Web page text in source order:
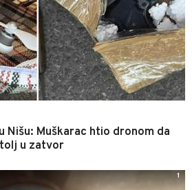
Nišu: Muškarac htio dronom da
u zatvor
1